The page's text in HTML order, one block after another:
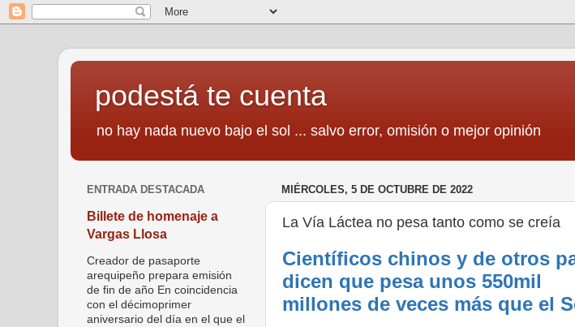
podestá te cuenta
no hay nada nuevo bajo el sol ... salvo error, omisión o mejor opinión
MIÉRCOLES, 5 DE OCTUBRE DE 2022
La Vía Láctea no pesa tanto como se creía
Científicos chinos y de otros
dicen que pesa unos 550mil
millones de veces más que el
ENTRADA DESTACADA
Billete de homenaje a
Vargas Llosa
Creador de pasaporte
arequipeño prepara emisión
de fin de año En coincidencia
con el décimoprimer
aniversario del día en el que el